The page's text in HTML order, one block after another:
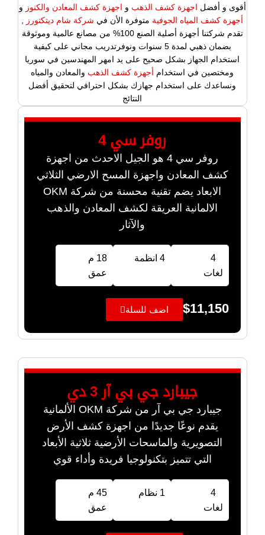
أقوى و أفضل اجهزة كشف الذهب و اجهزة كشف المعادن والكنوز و
أجهزة كشف المياه الجوفية متوفرة الأن في شركة شام ديتكتورز ,
تقدم شركتنا أجهزة أصلية الصنع 100% من مصانع عالمية وموثوقة
بضمان ذهبي لمدة 5 سنوات ونوفرتدريب مجاني على كيفية
استخدام الجهاز بشكل صحيح على يد امهر المهندسين في سوريا
ومختصين في استخدام أجهزة كشف الذهب والمعادن والمياه
ونساعدك على استخدام جهازك بشكل احترافي لتحقيق أفضل
النتائج
روفر سي 4
روفر سي 4 هو الجيل الاحدث من اجهزة
كشف المعادن واجهزة المسح الارضي الثلاثي
الابعاد يضم تقنية محسنة من شركة OKM
الالمانية العريقة لكشف المعادن والذهب
والآثار
4
لغات
4 انظمة
18 م
عمق
$11,150 اضف للسلة
جيبارد جي بي آر 3 دي
جيبارد جي بي آر من شركة OKM الألمانية
يقدم نوعًا جديدًا من اجهزة كشف الأرض
التصويرية والماسحات الأرضية ثلاثية الأبعاد
التي تتميز بتكنولوجيا فريدة وأداء قوي
4
لغات
1 نظام
45 م
عمق